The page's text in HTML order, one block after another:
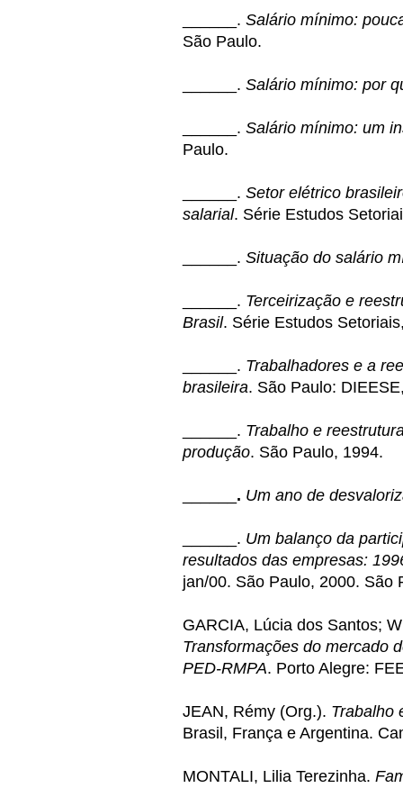
______.Salário mínimo:
São Paulo.
______.Salário mínimo: por
______.Salário mínimo: um
Paulo.
______.Setor elétrico
salarial. Série Estudos
______.Situação do salário
______. Terceirização e
Brasil. Série Estudos
______. Trabalhadores e a
brasileira. São Paulo:
______. Trabalho e
produção. São Paulo, 1994.
. Um ano de
______. Um balanço da
resultados das empresas:
jan/00. São Paulo, 2000. São
GARCIA, Lúcia dos Santos;
Transformações do mercado
PED-RMPA. Porto Alegre:
JEAN, Rémy (Org.). Trabalho
Brasil, França e Argentina.
MONTALI, Lilia Terezinha.